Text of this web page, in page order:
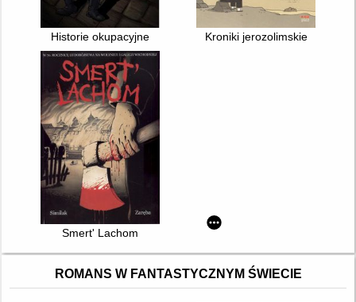
Historie okupacyjne Kroniki jerozolimskie
Smert' Lachom
ROMANS W FANTASTYCZNYM ŚWIECIE